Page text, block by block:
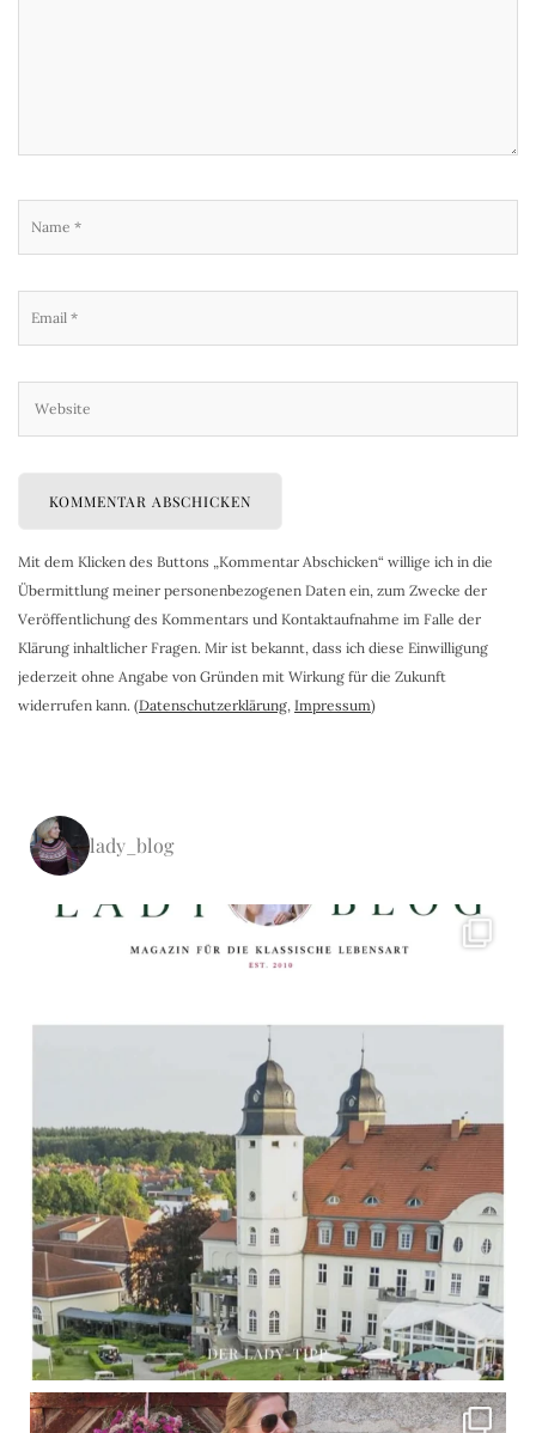
Mit dem Klicken des Buttons „Kommentar Abschicken“ willige ich in die
Übermittlung meiner personenbezogenen Daten ein, zum Zwecke der
Veröffentlichung des Kommentars und Kontaktaufnahme im Falle der
Klärung inhaltlicher Fragen. Mir ist bekannt, dass ich diese Einwilligung
jederzeit ohne Angabe von Gründen mit Wirkung für die Zukunft
widerrufen kann. (Datenschutzerklärung, Impressum)
lady_blog